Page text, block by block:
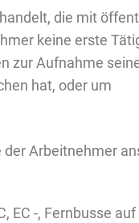
die mit
keine erste
zur Aufnahme
hat, oder um
Arbeitnehmer
EC -, Fernbusse